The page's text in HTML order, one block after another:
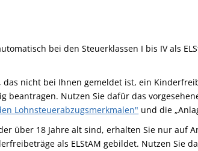
bei den Steuerklassen I bis IV als
nicht bei Ihnen gemeldet ist, ein
beantragen. Nutzen Sie dafür das
Lohnsteuerabzugsmerkmalen" und die
über 18 Jahre alt sind, erhalten Sie nur auf
als ELStAM gebildet. Nutzen Sie